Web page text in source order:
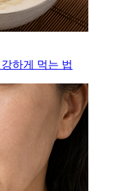
하게 먹는 법